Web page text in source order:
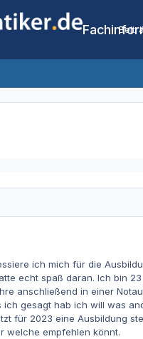
ich mich für die
echt spaß daran. Ich bin
anschließend in einer
gesagt hab ich will was
für 2023 eine Ausbildung
welche empfehlen könnt.